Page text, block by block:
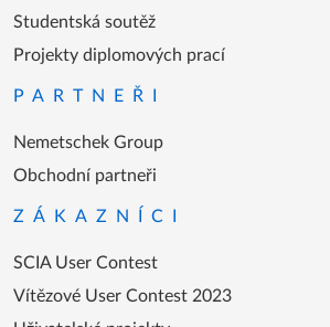
Studentská soutěž
Projekty diplomových prací
PARTNEŘI
Nemetschek Group
Obchodní partneři
ZÁKAZNÍCI
SCIA User Contest
Vítězové User Contest 2023